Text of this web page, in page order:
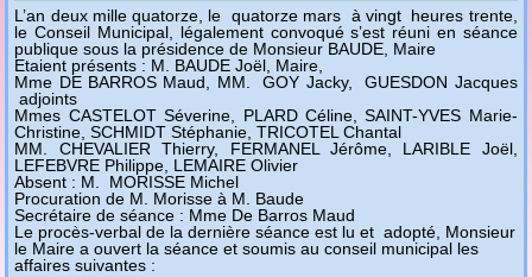
L’an deux mille quatorze, le quatorze mars à vingt heures trente,
le Conseil Municipal, légalement convoqué s’est réuni en séance
publique sous la présidence de Monsieur BAUDE, Maire
Etaient présents : M. BAUDE Joël, Maire,
Mme DE BARROS Maud, MM. GOY Jacky, GUESDON Jacques
adjoints
Mmes CASTELOT Séverine, PLARD Céline, SAINT-YVES Marie-
Christine, SCHMIDT Stéphanie, TRICOTEL Chantal
MM. CHEVALIER Thierry, FERMANEL Jérôme, LARIBLE Joël,
LEFEBVRE Philippe, LEMAIRE Olivier
Absent : M. MORISSE Michel
Procuration de M. Morisse à M. Baude
Secrétaire de séance : Mme De Barros Maud
Le procès-verbal de la dernière séance est lu et adopté, Monsieur
le Maire a ouvert la séance et soumis au conseil municipal les
affaires suivantes :